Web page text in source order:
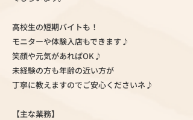
高校生の短期バイトも！
モニターや体験入店もできます♪
笑顔や元気があればOK♪
未経験の方も年齢の近い方が
丁寧に教えますのでご安心くださいネ♪
【主な業務】